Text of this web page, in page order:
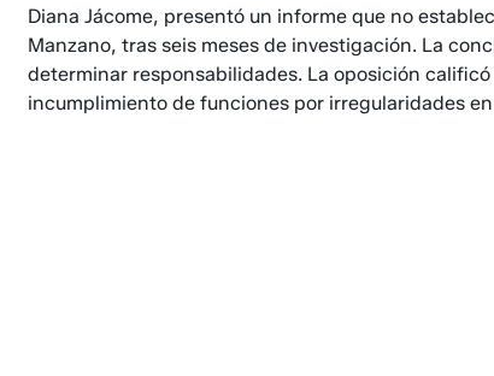
Diana Jácome, presentó un informe que no
Manzano, tras seis meses de investigación. La
determinar responsabilidades. La oposición
incumplimiento de funciones por irregularidades